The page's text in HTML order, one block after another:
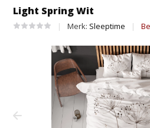
Light Spring Wit
Merk: Sleeptime